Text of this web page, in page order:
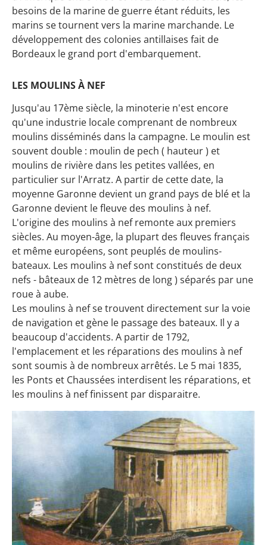
besoins de la marine de guerre étant réduits, les
marins se tournent vers la marine marchande. Le
développement des colonies antillaises fait de
Bordeaux le grand port d'embarquement.
LES MOULINS À NEF
Jusqu'au 17ème siècle, la minoterie n'est encore
qu'une industrie locale comprenant de nombreux
moulins disséminés dans la campagne. Le moulin est
souvent double : moulin de pech ( hauteur ) et
moulins de rivière dans les petites vallées, en
particulier sur l'Arratz. A partir de cette date, la
moyenne Garonne devient un grand pays de blé et la
Garonne devient le fleuve des moulins à nef.
L'origine des moulins à nef remonte aux premiers
siècles. Au moyen-âge, la plupart des fleuves français
et même européens, sont peuplés de moulins-
bateaux. Les moulins à nef sont constitués de deux
nefs - bâteaux de 12 mètres de long ) séparés par une
roue à aube.
Les moulins à nef se trouvent directement sur la voie
de navigation et gène le passage des bateaux. Il y a
beaucoup d'accidents. A partir de 1792,
l'emplacement et les réparations des moulins à nef
sont soumis à de nombreux arrêtés. Le 5 mai 1835,
les Ponts et Chaussées interdisent les réparations, et
les moulins à nef finissent par disparaitre.